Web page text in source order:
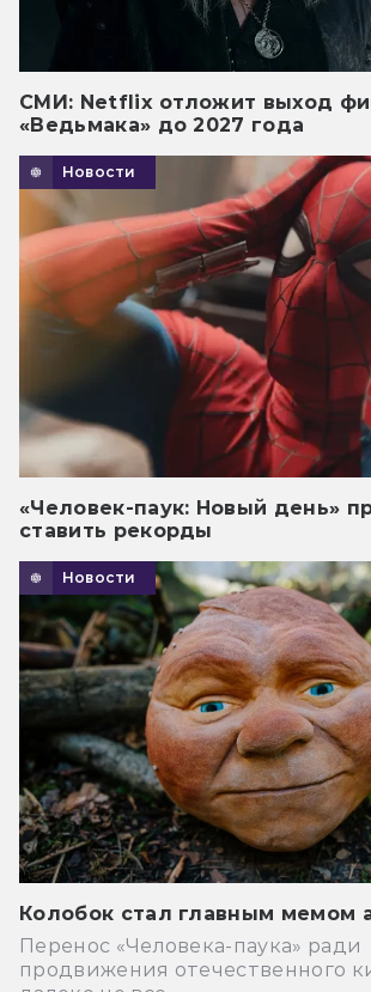
СМИ: Netflix отложит выход
«Ведьмака» до 2027 года
Новости
«Человек-паук: Новый день»
ставить рекорды
Новости
Колобок стал главным мемом
Перенос «Человека-паука» ради
продвижения отечественного